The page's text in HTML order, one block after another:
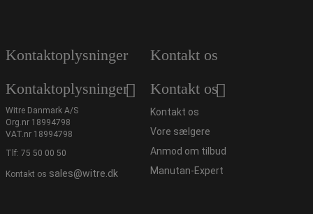
Kontaktoplysninger
Kontaktoplysninger
Witre Danmark A/S
Org.nr 18994798
VAT.nr 18994798
Tlf: 75 50 00 50
Kontakt os sales@witre.dk
Kontakt os
Kontakt os
Kontakt os
Vore sælgere
Anmod om tilbud
Manutan-Expert